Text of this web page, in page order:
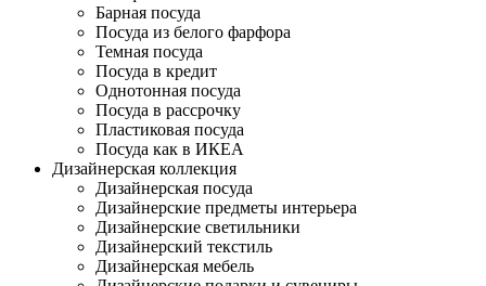
Барная посуда
Посуда из белого фарфора
Темная посуда
Посуда в кредит
Однотонная посуда
Посуда в рассрочку
Пластиковая посуда
Посуда как в ИКЕА
Дизайнерская коллекция
Дизайнерская посуда
Дизайнерские предметы интерьера
Дизайнерские светильники
Дизайнерский текстиль
Дизайнерская мебель